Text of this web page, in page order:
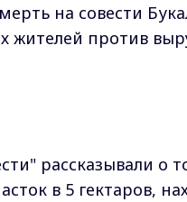
на совести
против
рассказывали о
в 5 гектаров,